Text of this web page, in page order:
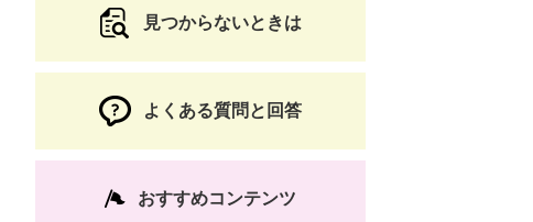
見つからないときは
よくある質問と回答
おすすめコンテンツ